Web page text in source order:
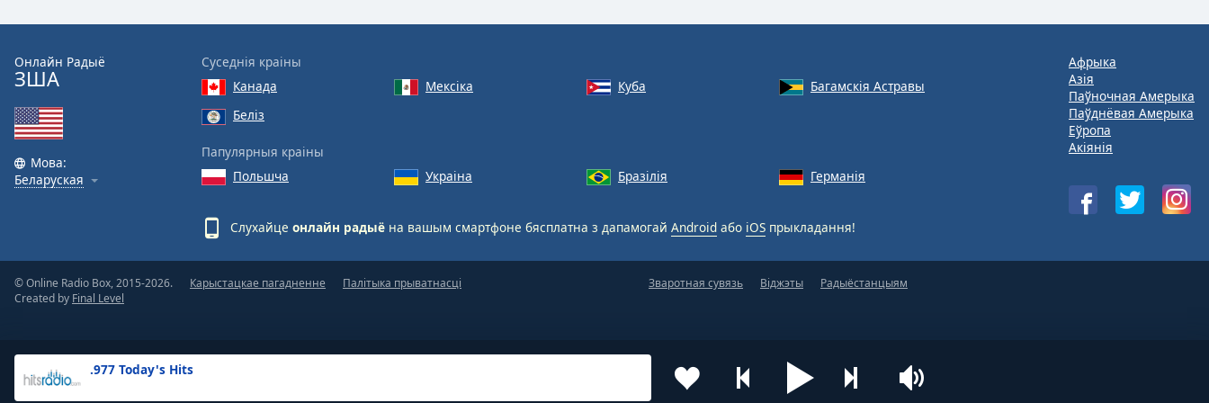
Text
Opacity
Background
.977 Today's Hits
Онлайн Радыё
ЗША
Мова:
Беларуская
Суседнія краіны
Канада
Мексіка Куба
Багамскія Астравы
Беліз
Папулярныя краіны
Польшча
Украіна Бразілія Германія
Слухайце онлайн радыё на вашым смартфоне бясплатна з дапамогай Android або iOS прыкладання!
Афрыка
Азія
Паўночная Амерыка
Паўднёвая Амерыка
Еўропа
Акіянія
© Online Radio Box, 2015-2026.
Created by Final Level
Карыстацкае пагадненне Палітыка прыватнасці Зваротная сувязь Віджэты Радыёстанцыям